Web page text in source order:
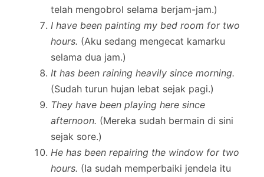
telah mengobrol selama berjam-jam.)
I have been painting my bed room for two
hours. (Aku sedang mengecat kamarku
selama dua jam.)
It has been raining heavily since morning.
(Sudah turun hujan lebat sejak pagi.)
They have been playing here since
afternoon. (Mereka sudah bermain di sini
sejak sore.)
He has been repairing the window for two
hours. (Ia sudah memperbaiki jendela itu